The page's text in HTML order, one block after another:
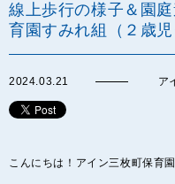
線上歩行の様子＆園
育園すみれ組（２歳児
2024.03.21 ア
こんにちは！アイン三枚町保育